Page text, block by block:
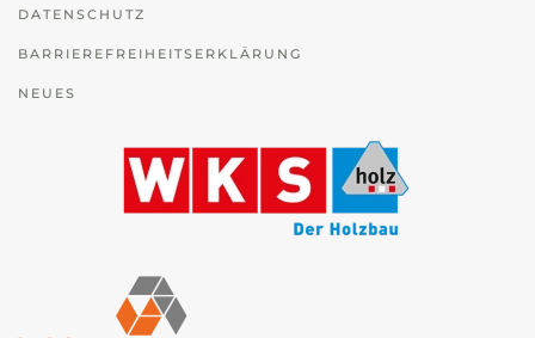
DATENSCHUTZ
BARRIEREFREIHEITSERKLÄRUNG
NEUES